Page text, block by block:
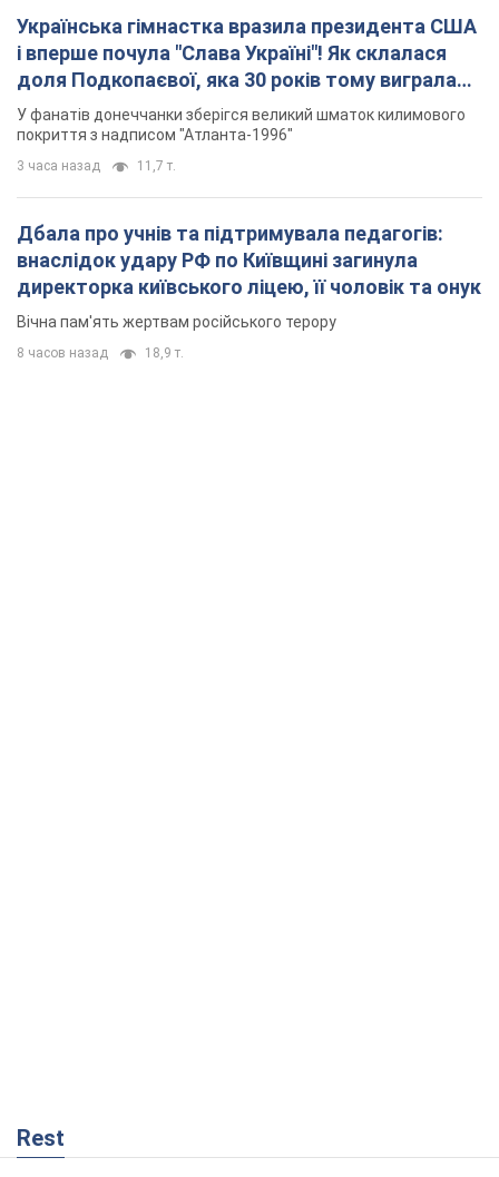
Українська гімнастка вразила президента США
і вперше почула "Слава Україні"! Як склалася
доля Подкопаєвої, яка 30 років тому виграла
"золото" Олімпіади
У фанатів донеччанки зберігся великий шматок килимового
покриття з надписом "Атланта-1996"
3 часа назад 11,7 т.
Дбала про учнів та підтримувала педагогів:
внаслідок удару РФ по Київщині загинула
директорка київського ліцею, її чоловік та онук
Вічна пам'ять жертвам російського терору
8 часов назад 18,9 т.
Rest